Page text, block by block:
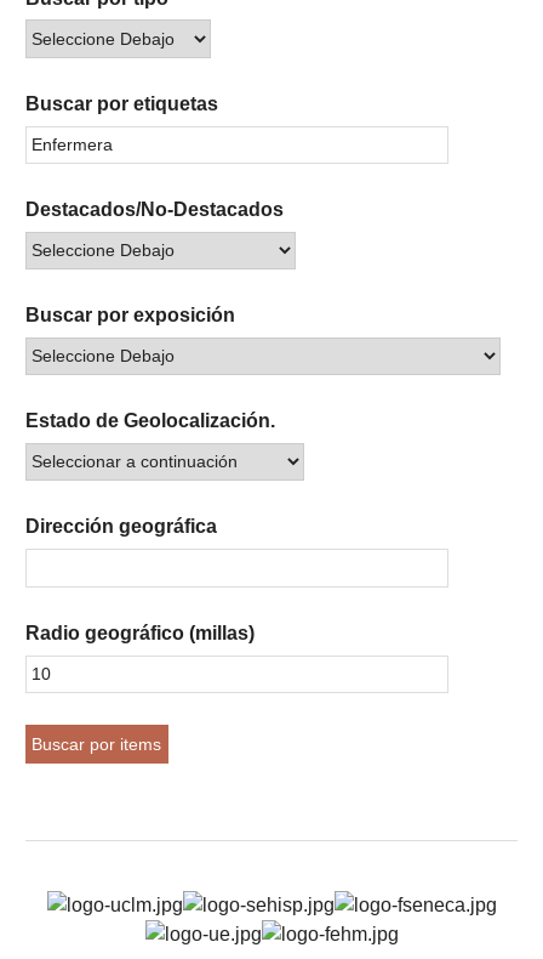
Buscar por etiquetas
Destacados/No-Destacados
Buscar por exposición
Estado de Geolocalización.
Dirección geográfica
Radio geográfico (millas)